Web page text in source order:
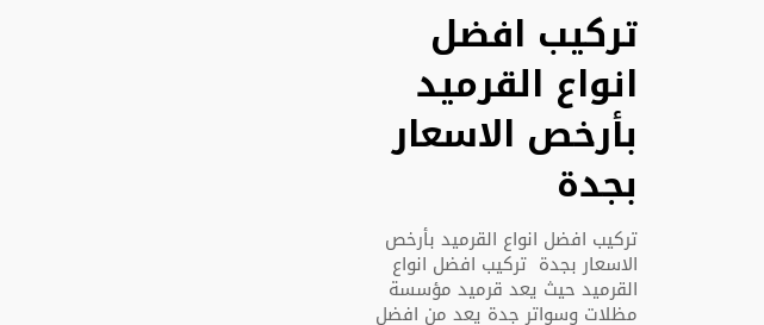
تركيب افضل
انواع القرميد
بأرخص الاسعار
بجدة
تركيب افضل انواع القرميد بأرخص
الاسعار بجدة تركيب افضل انواع
القرميد حيث يعد قرميد مؤسسة
مظلات وسواتر جدة يعد من افضل